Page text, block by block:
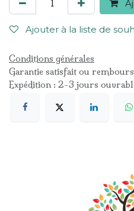
Ajouter à la liste de
Conditions générales
Garantie satisfait ou
Expédition : 2-3 jours